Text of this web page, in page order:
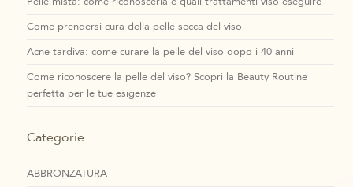
Come prendersi cura della pelle secca del viso
Acne tardiva: come curare la pelle del viso dopo i 40 anni
Come riconoscere la pelle del viso? Scopri la Beauty Routine
perfetta per le tue esigenze
Categorie
ABBRONZATURA